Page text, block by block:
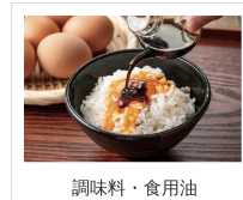
調味料・食用油